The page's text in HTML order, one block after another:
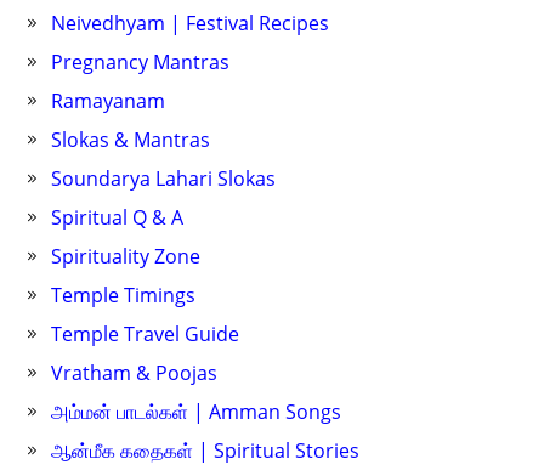
Neivedhyam | Festival Recipes
Pregnancy Mantras
Ramayanam
Slokas & Mantras
Soundarya Lahari Slokas
Spiritual Q & A
Spirituality Zone
Temple Timings
Temple Travel Guide
Vratham & Poojas
அம்மன் பாடல்கள் | Amman Songs
ஆன்மீக கதைகள் | Spiritual Stories